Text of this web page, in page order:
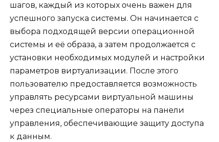
шагов, каждый из которых очень важен для
успешного запуска системы. Он начинается с
выбора подходящей версии операционной
системы и её образа, а затем продолжается с
установки необходимых модулей и настройки
параметров виртуализации. После этого
пользователю предоставляется возможность
управлять ресурсами виртуальной машины
через специальные операторы на панели
управления, обеспечивающие защиту доступа
к данным.